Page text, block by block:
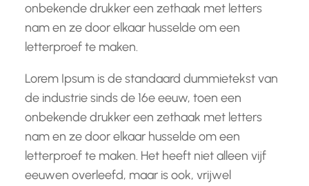
onbekende drukker een zethaak met letters
nam en ze door elkaar husselde om een
letterproef te maken.
Lorem Ipsum is de standaard dummietekst van
de industrie sinds de 16e eeuw, toen een
onbekende drukker een zethaak met letters
nam en ze door elkaar husselde om een
letterproef te maken. Het heeft niet alleen vijf
eeuwen overleefd, maar is ook, vrijwel